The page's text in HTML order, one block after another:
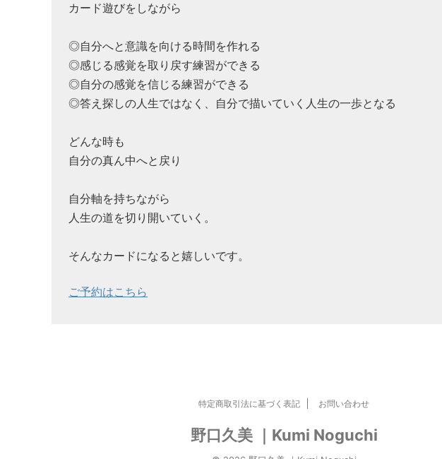
カード遊びをしながら
◎自分へと意識を向ける時間を作れる
◎感じる感覚を取り戻す練習ができる
◎自分の感覚を信じる練習ができる
◎答え探しの人生ではなく、自分で描いていく人生の一歩となる
どんな時も
自分の真ん中へと戻り
自分軸を持ちながら
人生の道を切り開いていく。
そんなカードになると嬉しいです。
ご予約はこちら
特定商取引法に基づく表記 お問い合わせ
野口久美 ｜Kumi Noguchi